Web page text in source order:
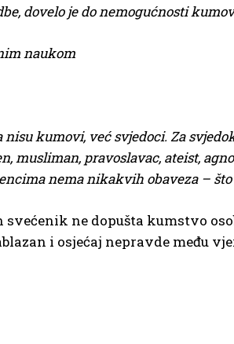
dovelo je do nemogućnosti
naukom
kumovi, već svjedoci. Za
musliman, pravoslavac, ateist,
nema nikakvih obaveza –
svećenik ne dopušta kumstvo
i osjećaj nepravde među